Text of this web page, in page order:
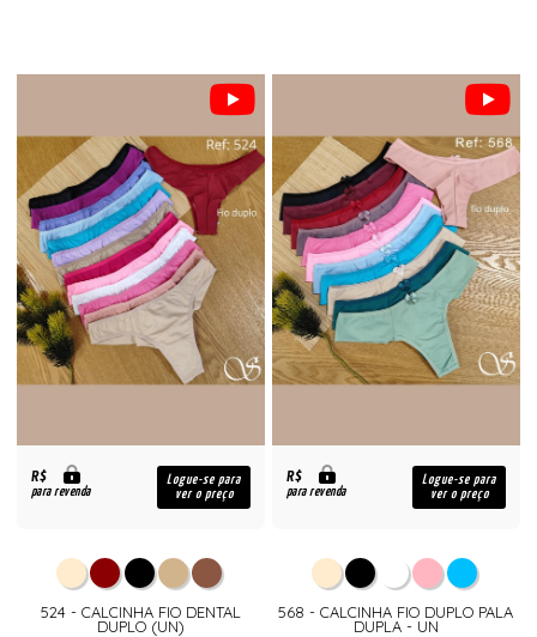
R$
para revenda
Logue-se para
ver o preço
524 - CALCINHA FIO DENTAL
DUPLO (UN)
R$
para revenda
Logue-se para
ver o preço
568 - CALCINHA FIO DUPLO PALA
DUPLA - UN